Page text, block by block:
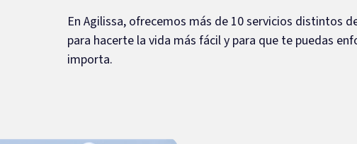
En Agilissa, ofrecemos más de 10 servicios distintos
para hacerte la vida más fácil y para que te puedas
importa.